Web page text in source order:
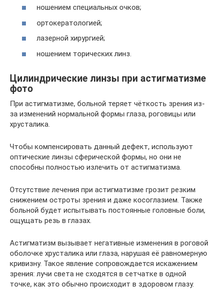
ношением специальных очков;
ортокератологией;
лазерной хирургией;
ношением торических линз.
Цилиндрические линзы при астигматизме
фото
При астигматизме, больной теряет чёткость зрения из-
за изменений нормальной формы глаза, роговицы или
хрусталика.
Чтобы компенсировать данный дефект, используют
оптические линзы сферической формы, но они не
способны полностью излечить от астигматизма.
Отсутствие лечения при астигматизме грозит резким
снижением остроты зрения и даже косоглазием. Также
больной будет испытывать постоянные головные боли,
ощущать резь в глазах.
Астигматизм вызывает негативные изменения в роговой
оболочке хрусталика или глаза, нарушая её равномерную
кривизну. Такое явление сопровождается искажением
зрения: лучи света не сходятся в сетчатке в одной
точке, как это обычно происходит в здоровом глазу.